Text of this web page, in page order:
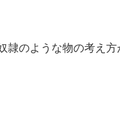
隷のような物の考え方